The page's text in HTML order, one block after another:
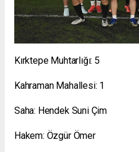
Kırktepe Muhtarlığı: 5
Kahraman Mahallesi: 1
Saha: Hendek Suni Çim
Hakem: Özgür Ömer